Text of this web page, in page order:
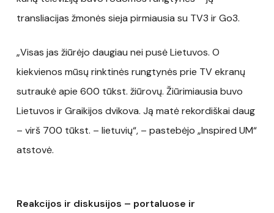
transliacijas žmonės sieja pirmiausia su TV3 ir Go3.
„Visas jas žiūrėjo daugiau nei pusė Lietuvos. O
kiekvienos mūsų rinktinės rungtynės prie TV ekranų
sutraukė apie 600 tūkst. žiūrovų. Žiūrimiausia buvo
Lietuvos ir Graikijos dvikova. Ją matė rekordiškai daug
– virš 700 tūkst. – lietuvių“, – pastebėjo „Inspired UM“
atstovė.
Reakcijos ir diskusijos – portaluose ir